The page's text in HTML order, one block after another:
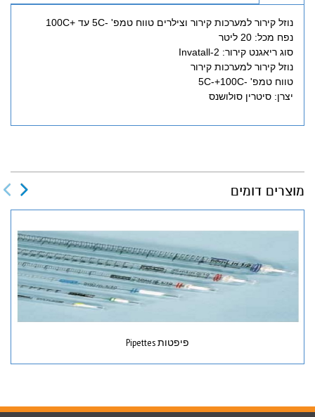
נוזל קירור למערכות קירור וצילרים טווח טמפ' -5C עד +100C
נפח מכל: 20 ליטר
סוג ריאגנט קירור: Invatall-2
נוזל קירור למערכות קירור
טווח טמפ' -5C-+100C
יצרן: סיטרין סולושנס
מוצרים דומים
פיפטות Pipettes